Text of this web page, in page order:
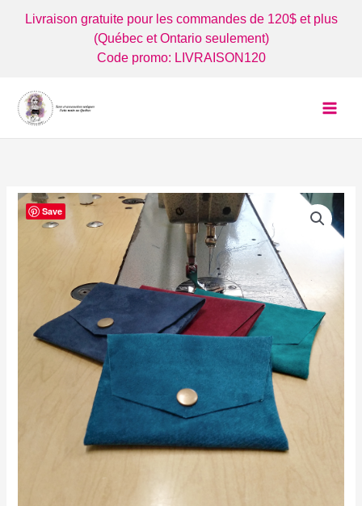
Livraison gratuite pour les commandes de 120$ et plus
(Québec et Ontario seulement)
Code promo: LIVRAISON120
Save